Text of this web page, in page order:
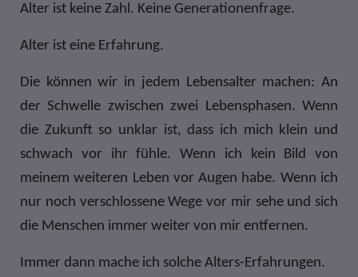
Alter ist keine Zahl. Keine Generationenfrage.
Alter ist eine Erfahrung.
Die können wir in jedem Lebensalter machen: An
der Schwelle zwischen zwei Lebensphasen. Wenn
die Zukunft so unklar ist, dass ich mich klein und
schwach vor ihr fühle. Wenn ich kein Bild von
meinem weiteren Leben vor Augen habe. Wenn ich
nur noch verschlossene Wege vor mir sehe und sich
die Menschen immer weiter von mir entfernen.
Immer dann mache ich solche Alters-Erfahrungen.